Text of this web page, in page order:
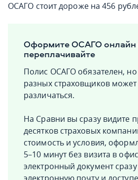
ОСАГО стоит дороже на 456
Оформите ОСАГО онлайн
переплачивайте
Полис ОСАГО обязателен, но
разных страховщиков
различаться.
На Сравни вы сразу видите
десятков страховых
стоимость и условия,
5–10 минут без визита в
электронный документ